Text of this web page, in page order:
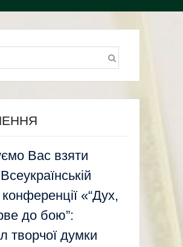
Вас взяти
конференції «“Дух,
до бою”:
творчої думки